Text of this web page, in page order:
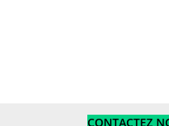
CONTACTEZ